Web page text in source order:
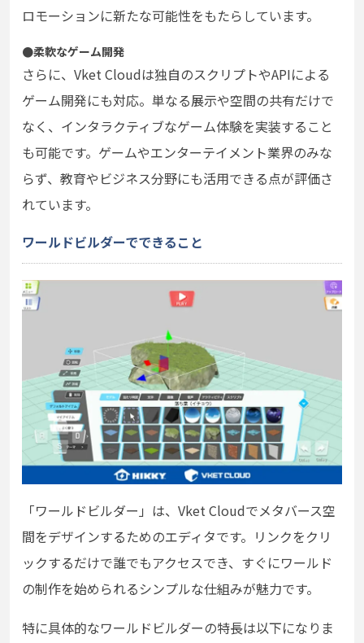
ロモーションに新たな可能性をもたらしています。
●柔軟なゲーム開発
さらに、Vket Cloudは独自のスクリプトやAPIによる
ゲーム開発にも対応。単なる展示や空間の共有だけで
なく、インタラクティブなゲーム体験を実装すること
も可能です。ゲームやエンターテイメント業界のみな
らず、教育やビジネス分野にも活用できる点が評価さ
れています。
ワールドビルダーでできること
「ワールドビルダー」は、Vket Cloudでメタバース空
間をデザインするためのエディタです。リンクをクリ
ックするだけで誰でもアクセスでき、すぐにワールド
の制作を始められるシンプルな仕組みが魅力です。
特に具体的なワールドビルダーの特長は以下になりま